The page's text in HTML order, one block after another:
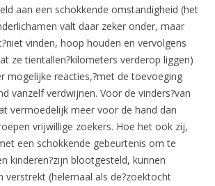
aan een schokkende omstandigheid (het
valt daar zeker onder, maar
vinden, hoop houden en vervolgens
ze tientallen?kilometers verderop liggen)
mogelijke reacties,?met de toevoeging
vanzelf verdwijnen. Voor de vinders?van
vermoedelijk meer voor de hand dan
vrijwillige zoekers. Hoe het ook zij,
een schokkende gebeurtenis om te
kinderen?zijn blootgesteld, kunnen
verstrekt (helemaal als de?zoektocht